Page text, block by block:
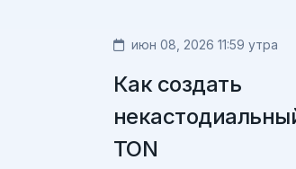
июн 08, 2026 11:59 утра
Как создать
TON